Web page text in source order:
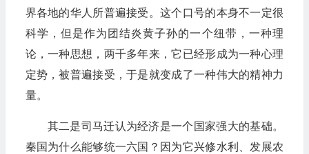
界各地的华人所普遍接受。这个口号的本身不一定很
科学，但是作为团结炎黄子孙的一个纽带，一种理
论，一种思想，两千多年来，它已经形成为一种心理
定势，被普遍接受，于是就变成了一种伟大的精神力
量。
其二是司马迁认为经济是一个国家强大的基础。
秦国为什么能够统一六国？因为它兴修水利、发展农